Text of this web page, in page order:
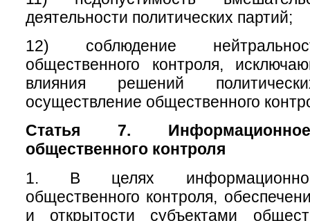
деятельности политических партий;
12) соблюдение
общественного контроля,
влияния решений
осуществление общественного
Статья 7.
общественного контроля
1. В целях
общественного контроля,
и открытости субъектами